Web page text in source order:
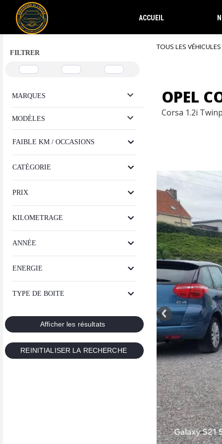
ACCUEIL
FILTRER
MARQUES
MODÈLES
FAIBLE KM / OCCASIONS
CATÉGORIE
PRIX
KILOMETRAGE
ANNÉE
ENERGIE
TYPE DE BOITE
TOUS LES VÉHICULES
OPEL
Corsa 1.2i